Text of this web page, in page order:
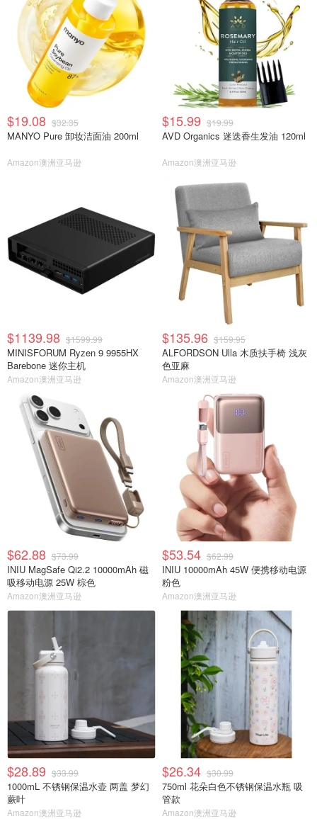
$19.08 $32.35
MANYO Pure 卸妆洁面油 200ml
Amazon澳洲亚马逊
$15.99 $19.99
AVD Organics 迷迭香生发油 120ml
Amazon澳洲亚马逊
$1139.98 $1599.99
MINISFORUM Ryzen 9 9955HX
Barebone 迷你主机
Amazon澳洲亚马逊
$135.96 $159.95
ALFORDSON Ulla 木质扶手椅 浅灰
色亚麻
Amazon澳洲亚马逊
$62.88 $73.99
INIU MagSafe Qi2.2 10000mAh 磁
吸移动电源 25W 棕色
Amazon澳洲亚马逊
$53.54 $62.99
INIU 10000mAh 45W 便携移动电源
粉色
Amazon澳洲亚马逊
$28.89 $33.99
1000mL 不锈钢保温水壶 两盖 梦幻
蕨叶
Amazon澳洲亚马逊
$26.34 $30.99
750ml 花朵白色不锈钢保温水瓶 吸
管款
Amazon澳洲亚马逊